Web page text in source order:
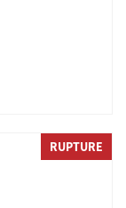
RUPTURE